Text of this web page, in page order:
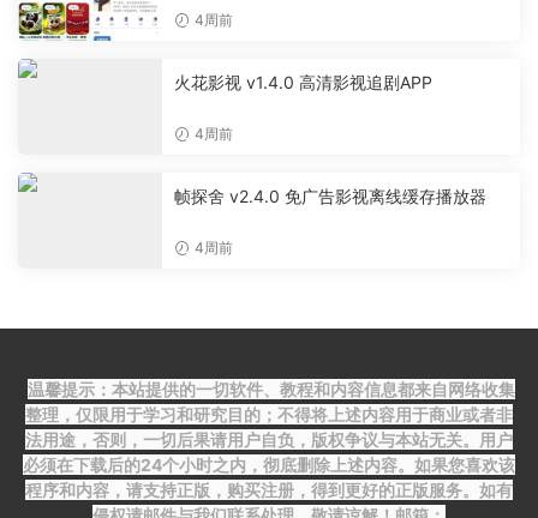
4周前
火花影视 v1.4.0 高清影视追剧APP
4周前
帧探舍 v2.4.0 免广告影视离线缓存播放器
4周前
温馨提示：本站提供的一切软件、教程和内容信息都来自网络收集
整理，仅限用于学习和研究目的；不得将上述内容用于商业或者非
法用途，否则，一切后果请用户自负，版权争议与本站无关。用户
必须在下载后的24个小时之内，彻底删除上述内容。如果您喜欢该
程序和内容，请支持正版，购买注册，得到更好的正版服务。如有